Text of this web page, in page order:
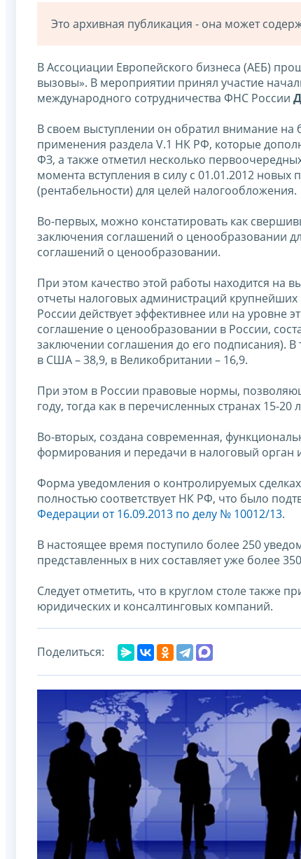
Это архивная публикация - она может
В Ассоциации Европейского бизнеса (АЕБ)
вызовы». В мероприятии принял участие
международного сотрудничества ФНС России
В своем выступлении он обратил внимание
применения раздела V.1 НК РФ, которые
ФЗ, а также отметил несколько
момента вступления в силу с 01.01.2012
(рентабельности) для целей налогообложения.
Во-первых, можно констатировать как
заключения соглашений о ценообразовании
соглашений о ценообразовании.
При этом качество этой работы находится на
отчеты налоговых администраций
России действует эффективнее или на уровне
соглашение о ценообразовании в России,
заключении соглашения до его подписания). В
в США – 38,9, в Великобритании – 16,9.
При этом в России правовые нормы,
году, тогда как в перечисленных странах 15-20
Во-вторых, создана современная,
формирования и передачи в налоговый орган
Форма уведомления о контролируемых
полностью соответствует НК РФ, что было
Федерации от 16.09.2013 по делу № 10012/13.
В настоящее время поступило более 250
представленных в них составляет уже более
Следует отметить, что в круглом столе также
юридических и консалтинговых компаний.
Поделиться: